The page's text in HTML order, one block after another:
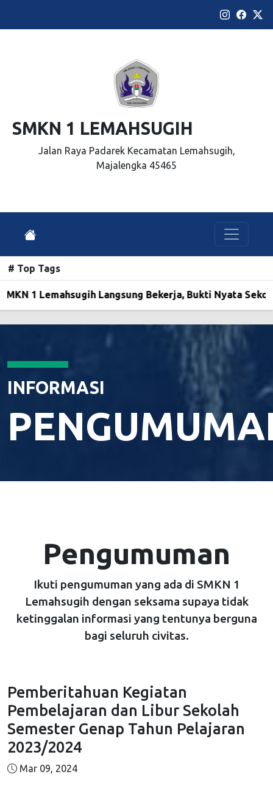
SMKN 1 LEMAHSUGIH
Jalan Raya Padarek Kecamatan Lemahsugih,
Majalengka 45465
# Top Tags
1 Lemahsugih Langsung Bekerja, Bukti Nyata Sekolah
INFORMASI
Pengumuman
Ikuti pengumuman yang ada di SMKN 1
Lemahsugih dengan seksama supaya tidak
ketinggalan informasi yang tentunya berguna
bagi seluruh civitas.
Pemberitahuan Kegiatan
Pembelajaran dan Libur Sekolah
Semester Genap Tahun Pelajaran
2023/2024
Mar 09, 2024